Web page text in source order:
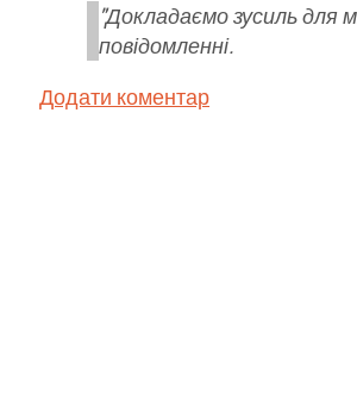
"Докладаємо зусиль для
повідомленні.
Додати коментар